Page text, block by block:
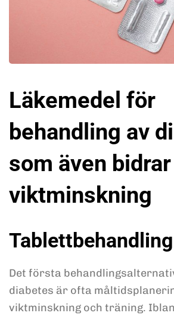
Läkemedel för
behandling av
som även bidrar
viktminskning
Tablettbehandling
Det första
diabetes är ofta
viktminskning och träning.